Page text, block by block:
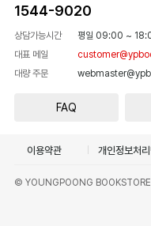
1544-9020
상담가능시간 평일 09:00 ~
대표 메일
대량 주문
FAQ
이용약관 개인정보처
© YOUNGPOONG